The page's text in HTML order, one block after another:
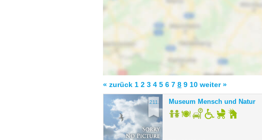
« zurück 1 2 3 4 5 6 7 8 9 10 weiter »
211. Museum Mensch und Natur